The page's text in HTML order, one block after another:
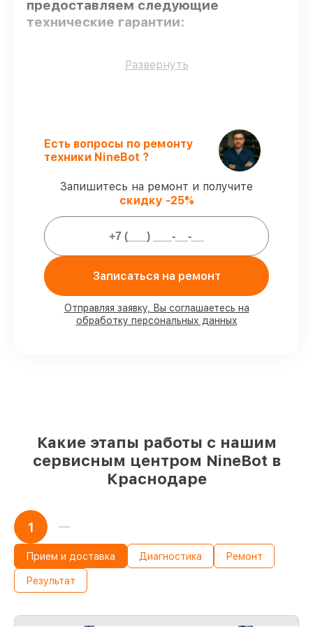
предоставляем следующие
технические гарантии:
Только фирменные комплектующие
подтверждает их уровень мастерства.
Выполнение работ вовремя
–
соблюдаем сроки сервиса
электросамоката Max G2, согласованные
с клиентом.
Сервис с гарантией– предоставляем
официальное гарантийное
сопровождение после починки.
Мы гарантируем:
80%работ в вашем присутствии
90%комплектующих для
Развернуть
Есть вопросы по ремонту
техники NineBot ?
Запишитесь на ремонт и получите
скидку -25%
Записаться на ремонт
Отправляя заявку, Вы соглашаетесь на
обработку персональных данных
Какие этапы работы с нашим
сервисным центром NineBot в
Краснодаре
1
Прием и доставка Диагностика Ремонт
Результат